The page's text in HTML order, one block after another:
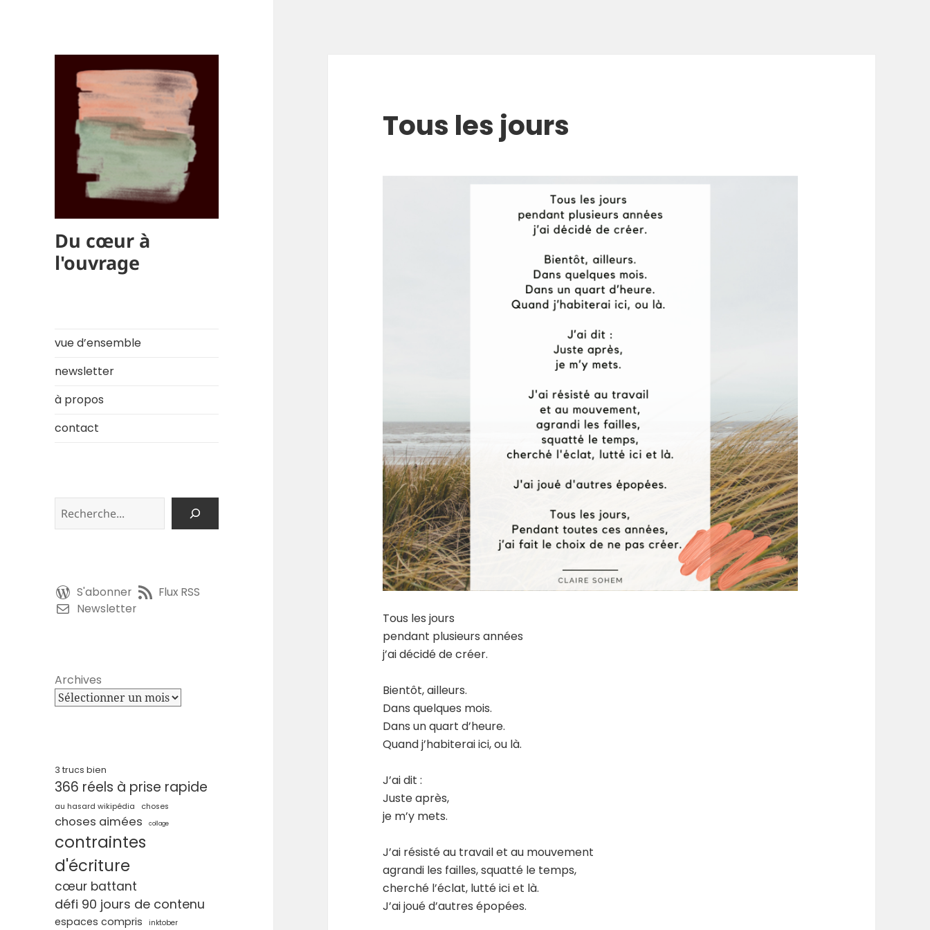
Du cœur à
l'ouvrage
vue d’ensemble
newsletter
à propos
contact
S'abonner
Flux RSS
Newsletter
Archives
3 trucs bien
366 réels à prise rapide
au hasard wikipédia choses
choses aimées collage
contraintes
d'écriture
cœur battant
défi 90 jours de contenu
espaces compris
inktober
Tous les jours
Tous les jours
pendant plusieurs années
j’ai décidé de créer.
Bientôt, ailleurs.
Dans quelques mois.
Dans un quart d’heure.
Quand j’habiterai ici, ou là.
J’ai dit :
Juste après,
je m’y mets.
J’ai résisté au travail et au mouvement
agrandi les failles, squatté le temps,
cherché l’éclat, lutté ici et là.
J’ai joué d’autres épopées.